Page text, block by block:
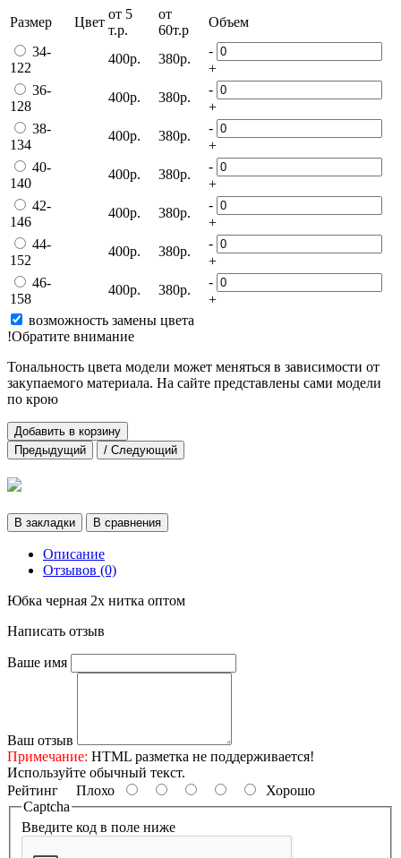
Размер Цвет
от 5
т.р.
от
60т.р
Объем
34-
122
400р. 380р.
-
+
36-
128
400р. 380р.
-
+
38-
134
400р. 380р.
-
+
40-
140
400р. 380р.
-
+
42-
146
400р. 380р.
-
+
44-
152
400р. 380р.
-
+
46-
158
400р. 380р.
-
+
возможность замены цвета
!Обратите внимание
Тональность цвета модели может меняться в зависимости от
закупаемого материала. На сайте представлены сами модели
по крою
Добавить в корзину
Предыдущий
/ Следующий
В закладки В сравнения
Описание
Отзывов (0)
Юбка черная 2х нитка оптом
Написать отзыв
Ваше имя
Ваш отзыв
Примечание: HTML разметка не поддерживается!
Используйте обычный текст.
Рейтинг Плохо
Хорошо
Captcha
Введите код в поле ниже